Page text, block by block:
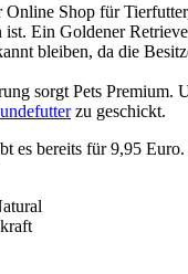
Online Shop für
ist. Ein Goldener
bleiben, da die
sorgt Pets Premium.
zu geschickt.
es bereits für 9,95